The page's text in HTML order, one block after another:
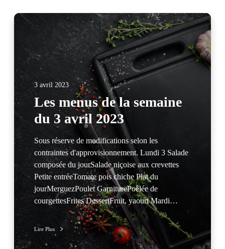
3 avril 2023
Les menus de la semaine
du 3 avril 2023
Sous réserve de modifications selon les
contraintes d'approvisionnement. Lundi 3 Salade
composée du jourSalade niçoise aux crevettes
Petite entréeTomate pois chiche Plat du
jourMerguezPoulet GarniturePoêlée de
courgettesFrites DessertFruit, yaourt Mardi…
Lire Plus